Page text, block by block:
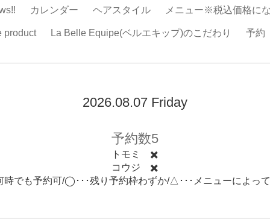
カレンダー ヘアスタイル メニュー※税込価格に
product La Belle Equipe(ベルエキップ)のこだわり 予約
2026.08.07 Friday
予約数5
トモミ ✖️
コウジ ✖️
でも予約可/◯･･･残り予約枠わずか/△･･･メニューによっ